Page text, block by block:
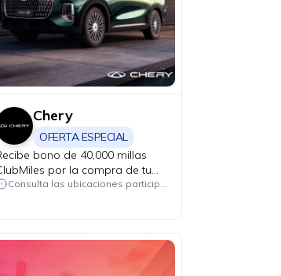
Chery
OFERTA ESPECIAL
bono de 40,000 millas
por la compra de tu
Chery CSH Tiggo 7, TiggoConsulta las ubicaciones participantes